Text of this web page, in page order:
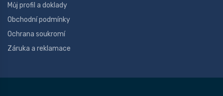
Můj profil a doklady
Obchodní podmínky
Ochrana soukromí
Záruka a reklamace